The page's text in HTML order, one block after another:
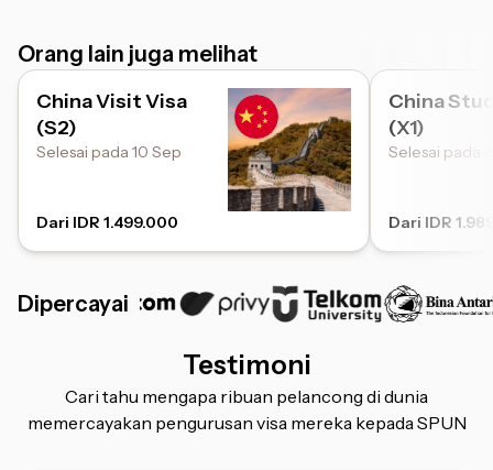
Orang lain juga melihat
China Visit Visa
(S2)
Selesai pada 10 Sep
Dari IDR 1.499.000
China
(X1)
Selesai pada
Dari IDR
Dipercayai
Testimoni
Cari tahu mengapa ribuan pelancong di dunia
memercayakan pengurusan visa mereka kepada SPUN